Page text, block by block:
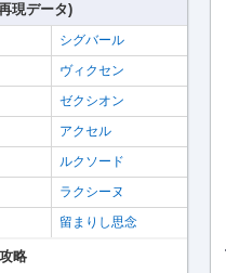
現データ)
シグバール
ヴィクセン
ゼクシオン
アクセル
ルクソード
ラクシーヌ
留まりし思念
略